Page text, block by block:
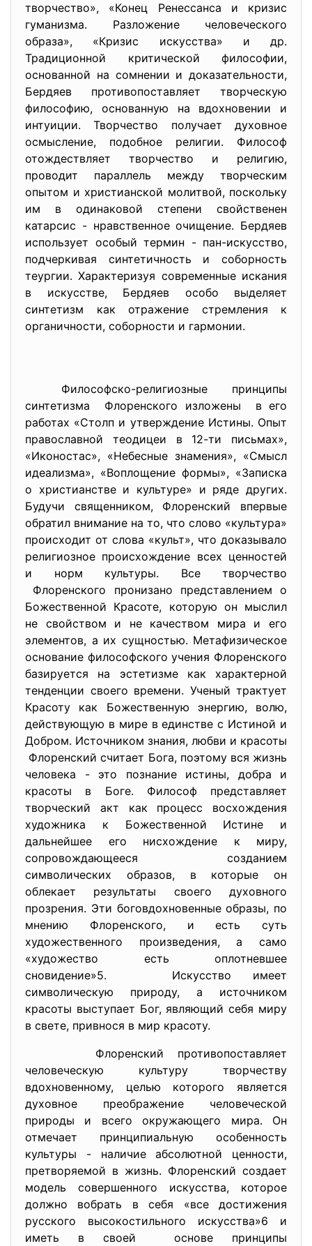
творчество», «Конец Ренессанса и кризис
гуманизма. Разложение человеческого
образа», «Кризис искусства» и др.
Традиционной критической философии,
основанной на сомнении и доказательности,
Бердяев противопоставляет творческую
философию, основанную на вдохновении и
интуиции. Творчество получает духовное
осмысление, подобное религии. Философ
отождествляет творчество и религию,
проводит параллель между творческим
опытом и христианской молитвой, поскольку
им в одинаковой степени свойственен
катарсис - нравственное очищение. Бердяев
использует особый термин - пан-искусство,
подчеркивая синтетичность и соборность
теургии. Характеризуя современные искания
в искусстве, Бердяев особо выделяет
синтетизм как отражение стремления к
органичности, соборности и гармонии.
Философско-религиозные принципы
синтетизма Флоренского изложены в его
работах «Столп и утверждение Истины. Опыт
православной теодицеи в 12-ти письмах»,
«Иконостас», «Небесные знамения», «Смысл
идеализма», «Воплощение формы», «Записка
о христианстве и культуре» и ряде других.
Будучи священником, Флоренский впервые
обратил внимание на то, что слово «культура»
происходит от слова «культ», что доказывало
религиозное происхождение всех ценностей
и норм культуры. Все творчество
Флоренского пронизано представлением о
Божественной Красоте, которую он мыслил
не свойством и не качеством мира и его
элементов, а их сущностью. Метафизическое
основание философского учения Флоренского
базируется на эстетизме как характерной
тенденции своего времени. Ученый трактует
Красоту как Божественную энергию, волю,
действующую в мире в единстве с Истиной и
Добром. Источником знания, любви и красоты
Флоренский считает Бога, поэтому вся жизнь
человека - это познание истины, добра и
красоты в Боге. Философ представляет
творческий акт как процесс восхождения
художника к Божественной Истине и
дальнейшее его нисхождение к миру,
сопровождающееся созданием
символических образов, в которые он
облекает результаты своего духовного
прозрения. Эти боговдохновенные образы, по
мнению Флоренского, и есть суть
художественного произведения, а само
«художество есть оплотневшее
сновидение»5. Искусство имеет
символическую природу, а источником
красоты выступает Бог, являющий себя миру
в свете, привнося в мир красоту.
Флоренский противопоставляет
человеческую культуру творчеству
вдохновенному, целью которого является
духовное преображение человеческой
природы и всего окружающего мира. Он
отмечает принципиальную особенность
культуры - наличие абсолютной ценности,
претворяемой в жизнь. Флоренский создает
модель совершенного искусства, которое
должно вобрать в себя «все достижения
русского высокостильного искусства»6 и
иметь в своей основе принципы